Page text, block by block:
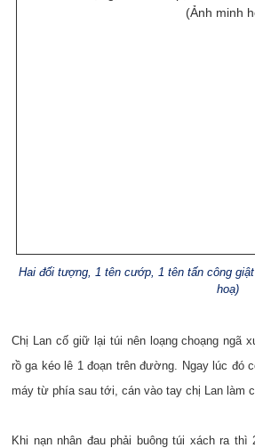
Hai đối tượng, 1 tên cướp, 1 tên tấn công
hoạ)
Chị Lan cố giữ lại túi nên loạng choạng ngã
rồ ga kéo lê 1 đoạn trên đường. Ngay lúc đó
máy từ phía sau tới, cán vào tay chị Lan làm
Khi nạn nhân đau phải buông túi xách ra